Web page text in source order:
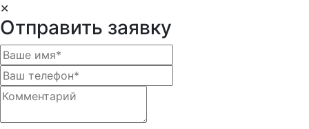
✕
Отправить заявку